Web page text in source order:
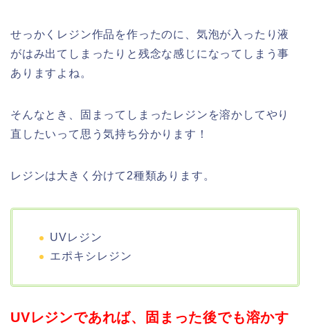
せっかくレジン作品を作ったのに、気泡が入ったり液
がはみ出てしまったりと残念な感じになってしまう事
ありますよね。
そんなとき、固まってしまったレジンを溶かしてやり
直したいって思う気持ち分かります！
レジンは大きく分けて2種類あります。
UVレジン
エポキシレジン
UVレジンであれば、固まった後でも溶かす